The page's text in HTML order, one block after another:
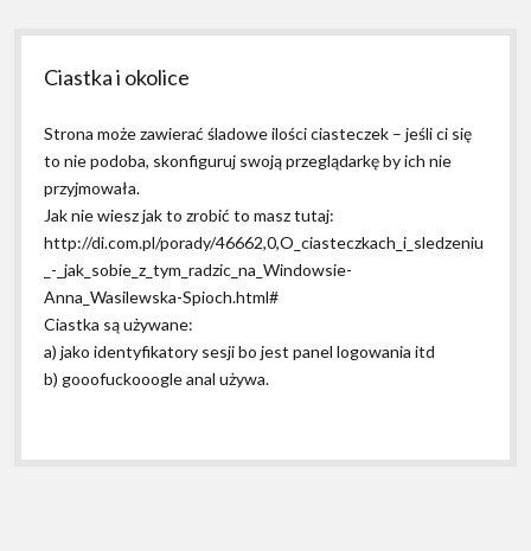
Ciastka i okolice
Strona może zawierać śladowe ilości ciasteczek – jeśli ci się
to nie podoba, skonfiguruj swoją przeglądarkę by ich nie
przyjmowała.
Jak nie wiesz jak to zrobić to masz tutaj:
http://di.com.pl/porady/46662,0,O_ciasteczkach_i_sledzeniu
_-_jak_sobie_z_tym_radzic_na_Windowsie-
Anna_Wasilewska-Spioch.html#
Ciastka są używane:
a) jako identyfikatory sesji bo jest panel logowania itd
b) gooofuckooogle anal używa.